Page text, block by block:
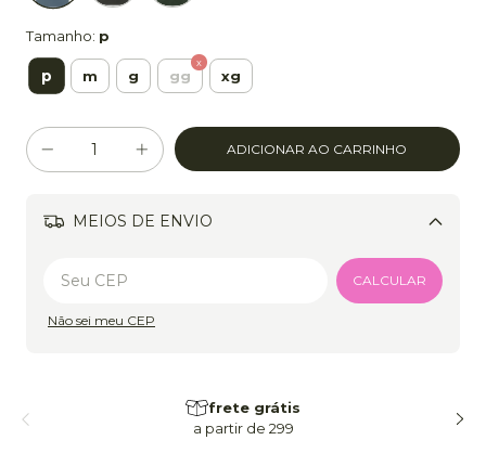
Tamanho: p
p m g gg xg
MEIOS DE ENVIO
Alterar CEP
CALCULAR
Não sei meu CEP
frete grátis
a partir de 299